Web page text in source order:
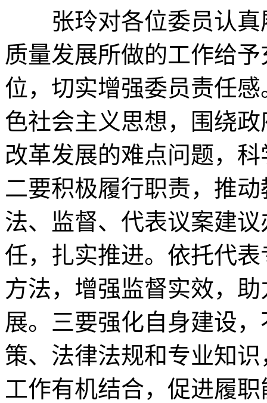
张玲对各位委员认真
质量发展所做的工作给
位，切实增强委员责任
色社会主义思想，围绕
改革发展的难点问题，
二要积极履行职责，推
法、监督、代表议案建
任，扎实推进。依托代
方法，增强监督实效，
展。三要强化自身建设
策、法律法规和专业知
工作有机结合，促进履